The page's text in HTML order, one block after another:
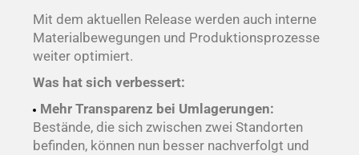
Mit dem aktuellen Release werden auch interne
Materialbewegungen und Produktionsprozesse
weiter optimiert.
Was hat sich verbessert:
Mehr Transparenz bei Umlagerungen:
Bestände, die sich zwischen zwei Standorten
befinden, können nun besser nachverfolgt und